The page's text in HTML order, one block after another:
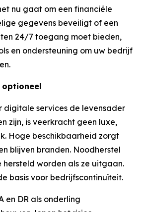
nu gaat om een financiële
gegevens beveiligt of een
24/7 toegang moet bieden,
en ondersteuning om uw bedrijf
optioneel
digitale services de levensader
zijn, is veerkracht geen luxe,
Hoge beschikbaarheid zorgt
blijven branden. Noodherstel
worden als ze uitgaan.
basis voor bedrijfscontinuïteit.
en DR als onderling